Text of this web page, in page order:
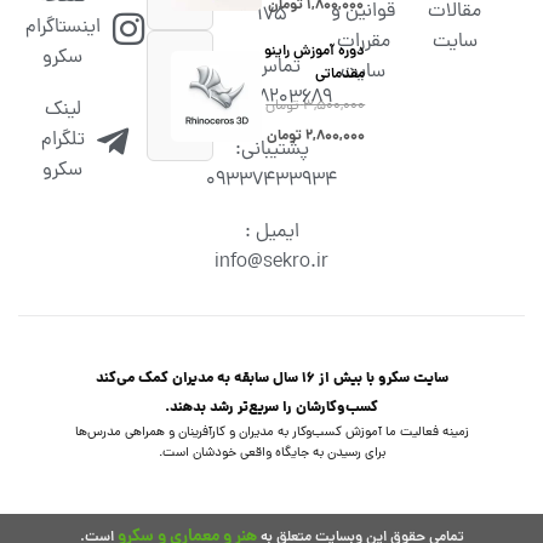
مقالات
سایت
قوانین و
مقررات
سایت
۱۷۵
تماس :
02538203689
پشتیبانی:
09337433934
ایمیل :
info@sekro.ir
۱,۸۰۰,۰۰۰تومان
دوره آموزش راینو
مقدماتی
۳,۵۰۰,۰۰۰تومان
۲,۸۰۰,۰۰۰تومان
اینستاگرام
سکرو
لینک
تلگرام
سکرو
سایت سکرو با بیش از 16 سال سابقه به مدیران کمک می‌کند
کسب‌و‌کارشان را سریع‌تر رشد بدهند.
زمینه فعالیت ما آموزش کسب‌وکار به مدیران و کارآفرینان و همراهی مدرس‌ها
برای رسیدن به جایگاه واقعی خودشان است.
تمامی حقوق این وبسایت متعلق بههنر و معماری و سکرو است.